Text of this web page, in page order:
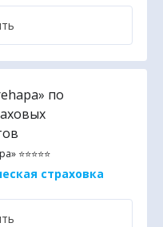
⭐⭐⭐⭐⭐
страховка